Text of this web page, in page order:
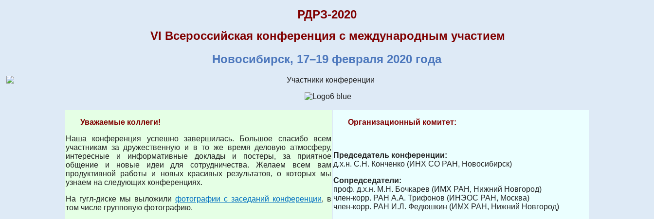
РДРЗ-2020
VI Всероссийская конференция с международным участием
Новосибирск, 17–19 февраля 2020 года
Уважаемые коллеги!
Наша конференция успешно завершилась. Большое спасибо всем
участникам за дружественную и в то же время деловую атмосферу,
интересные и информативные доклады и постеры, за приятное
общение и новые идеи для сотрудничества. Желаем всем вам
продуктивной работы и новых красивых результатов, о которых мы
узнаем на следующих конференциях.
На гугл-диске мы выложили фотографии с заседаний конференции, в
том числе групповую фотографию.
Организационный комитет:
Председатель конференции:
д.х.н. С.Н. Конченко (ИНХ СО РАН, Новосибирск)
Сопредседатели:
проф. д.х.н. М.Н. Бочкарев (ИМХ РАН, Нижний Новгород)
член-корр. РАН А.А. Трифонов (ИНЭОС РАН, Москва)
член-корр. РАН И.Л. Федюшкин (ИМХ РАН, Нижний Новгород)